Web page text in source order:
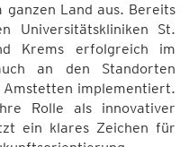
Land aus. Bereits
Universitätskliniken St.
Krems erfolgreich im
an den Standorten
Amstetten implementiert.
Rolle als innovativer
ein klares Zeichen für